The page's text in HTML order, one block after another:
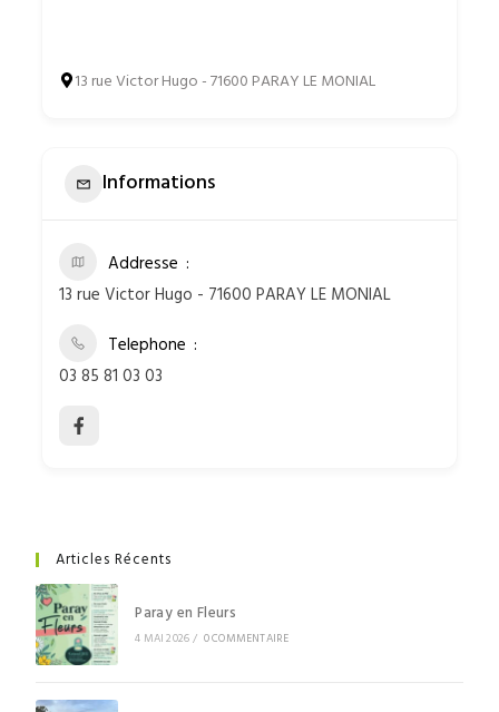
13 rue Victor Hugo - 71600 PARAY LE MONIAL
Informations
Addresse
13 rue Victor Hugo - 71600 PARAY LE MONIAL
Telephone
03 85 81 03 03
Articles Récents
Paray en Fleurs
4 MAI 2026 / 0 COMMENTAIRE